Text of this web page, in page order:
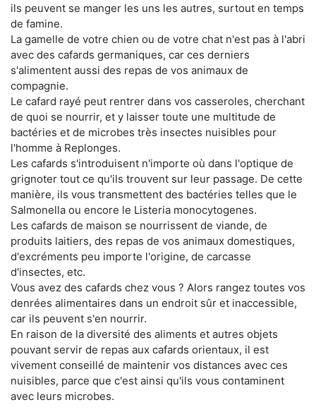
ils peuvent se manger les uns les autres, surtout en temps
de famine.
La gamelle de votre chien ou de votre chat n'est pas à l'abri
avec des cafards germaniques, car ces derniers
s'alimentent aussi des repas de vos animaux de
compagnie.
Le cafard rayé peut rentrer dans vos casseroles, cherchant
de quoi se nourrir, et y laisser toute une multitude de
bactéries et de microbes très insectes nuisibles pour
l'homme à Replonges.
Les cafards s'introduisent n'importe où dans l'optique de
grignoter tout ce qu'ils trouvent sur leur passage. De cette
manière, ils vous transmettent des bactéries telles que le
Salmonella ou encore le Listeria monocytogenes.
Les cafards de maison se nourrissent de viande, de
produits laitiers, des repas de vos animaux domestiques,
d'excréments peu importe l'origine, de carcasse
d'insectes, etc.
Vous avez des cafards chez vous ? Alors rangez toutes vos
denrées alimentaires dans un endroit sûr et inaccessible,
car ils peuvent s'en nourrir.
En raison de la diversité des aliments et autres objets
pouvant servir de repas aux cafards orientaux, il est
vivement conseillé de maintenir vos distances avec ces
nuisibles, parce que c'est ainsi qu'ils vous contaminent
avec leurs microbes.